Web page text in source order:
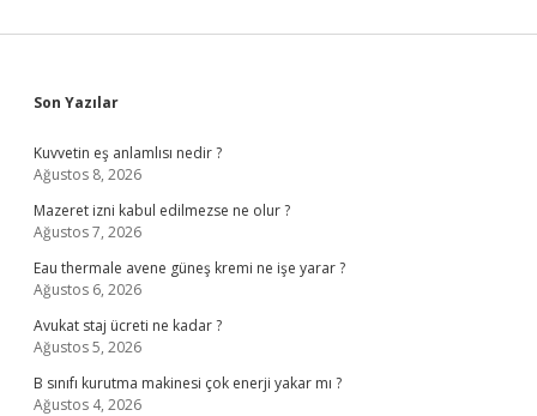
Sidebar
Son Yazılar
Kuvvetin eş anlamlısı nedir ?
Ağustos 8, 2026
Mazeret izni kabul edilmezse ne olur ?
Ağustos 7, 2026
Eau thermale avene güneş kremi ne işe yarar ?
Ağustos 6, 2026
Avukat staj ücreti ne kadar ?
Ağustos 5, 2026
B sınıfı kurutma makinesi çok enerji yakar mı ?
Ağustos 4, 2026